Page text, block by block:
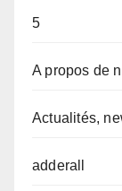
5
A propos de
Actualités,
adderall